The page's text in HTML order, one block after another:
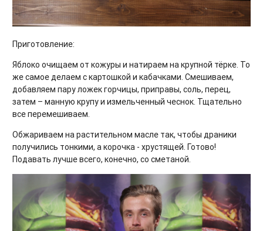
Приготовление:
Яблоко очищаем от кожуры и натираем на крупной тёрке. То
же самое делаем с картошкой и кабачками. Смешиваем,
добавляем пару ложек горчицы, приправы, соль, перец,
затем – манную крупу и измельченный чеснок. Тщательно
все перемешиваем.
Обжариваем на растительном масле так, чтобы драники
получились тонкими, а корочка - хрустящей. Готово!
Подавать лучше всего, конечно, со сметаной.